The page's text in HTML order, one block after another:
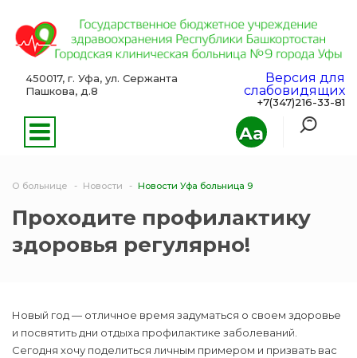
Aa
450017, г. Уфа, ул. Сержанта
Пашкова, д.8
Версия для
слабовидящих
+7(347)216-33-81
О больнице Новости Новости Уфа больница 9
Проходите профилактику
здоровья регулярно!
Новый год — отличное время задуматься о своем здоровье
и посвятить дни отдыха профилактике заболеваний.
Сегодня хочу поделиться личным примером и призвать вас